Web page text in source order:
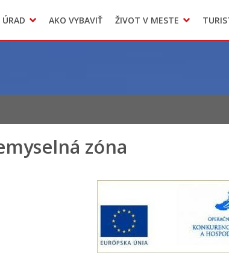
Transparentné mesto
Voľba hlavného kontrolóra
AKO VYBAVIŤ ŽIVOT V MESTE
LIMKA
zóna